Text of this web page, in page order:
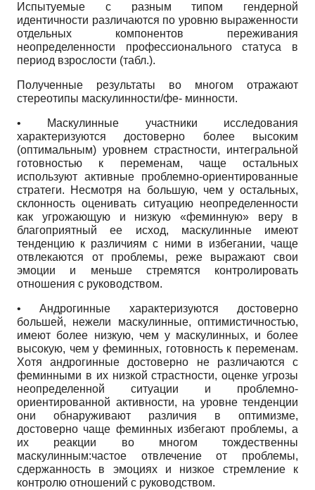
Испытуемые с разным типом ген­дерной
идентичности различаются по уровню выраженности
отдельных компонентов переживания
неопределенности профессионального статуса в
период взрослости (табл.).
Полученные результаты во многом отражают
стереотипы маскулинности/фе- минности.
• Маскулинные участники исследования
характеризуются достоверно более высоким
(оптимальным) уровнем страстности, интегральной
готовностью к переменам, чаще остальных
используют активные проблемно-ориентированные
стратеги. Несмотря на большую, чем у остальных,
склонность оценивать ситуацию неопределенности
как угрожающую и низкую «феминную» веру в
благоприятный ее исход, маскулинные имеют
тенденцию к различиям с ними в избегании, чаще
отвлекаются от проблемы, реже выражают свои
эмоции и меньше стремятся контролировать
отношения с руководством.
• Андрогинные характеризуются достоверно
большей, нежели маскулинные, оптимистичностью,
имеют более низкую, чем у маскулинных, и более
высокую, чем у феминных, готовность к переменам.
Хотя андрогинные достоверно не различаются с
феминными в их низкой страстности, оценке угрозы
неопределенной ситуации и проблемно-
ориентированной активности, на уровне тенденции
они обнаруживают различия в оптимизме,
достоверно чаще феминных избегают проблемы, а
их реакции во многом тождественны
маскулинным:частое отвлечение от проблемы,
сдержанность в эмоциях и низкое стремление к
контролю отношений с руководством.